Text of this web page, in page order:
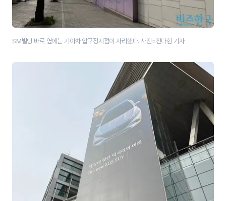
SM빌딩 바로 옆에는 기아차 압구정지점이 자리했다. 사진=전다현 기자